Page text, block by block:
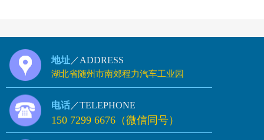
地址 ／ADDRESS
湖北省随州市南郊程力汽车工业园
电话 ／TELEPHONE
150 7299 6676（微信同号）